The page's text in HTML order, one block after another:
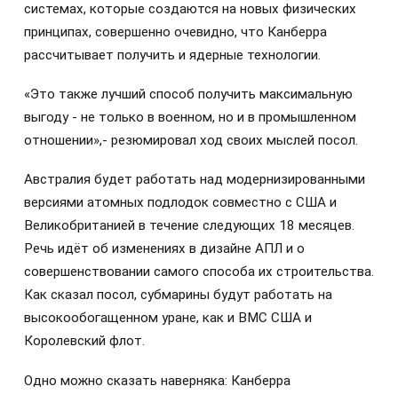
системах, которые создаются на новых физических
принципах, совершенно очевидно, что Канберра
рассчитывает получить и ядерные технологии.
«Это также лучший способ получить максимальную
выгоду - не только в военном, но и в промышленном
отношении»,- резюмировал ход своих мыслей посол.
Австралия будет работать над модернизированными
версиями атомных подлодок совместно с США и
Великобританией в течение следующих 18 месяцев.
Речь идёт об изменениях в дизайне АПЛ и о
совершенствовании самого способа их строительства.
Как сказал посол, субмарины будут работать на
высокообогащенном уране, как и ВМС США и
Королевский флот.
Одно можно сказать наверняка: Канберра